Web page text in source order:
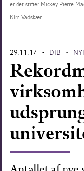
Forskning
er det stifter Mickey Pierre
Kim Vadskær
29.11.17 • DIB •